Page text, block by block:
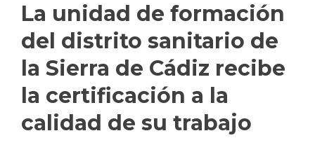
La unidad de formación
del distrito sanitario de
la Sierra de Cádiz recibe
la certificación a la
calidad de su trabajo